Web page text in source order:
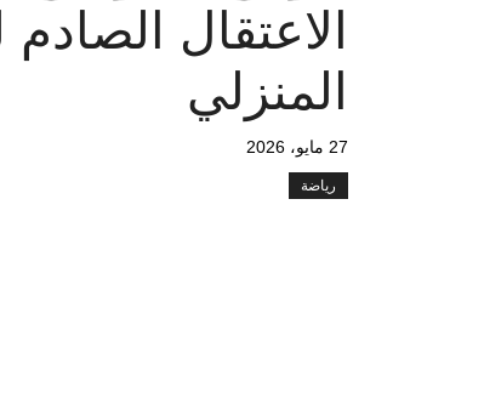
الاعتقال
المنزلي
27 مايو، 2026
رياضة